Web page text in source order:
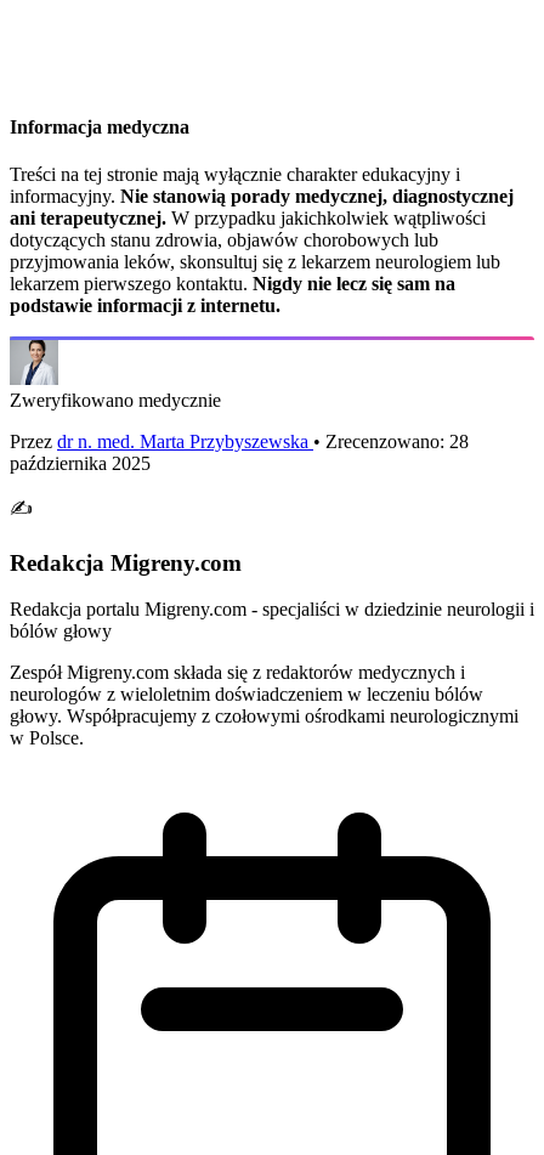
Informacja medyczna
Treści na tej stronie mają wyłącznie charakter edukacyjny i
informacyjny. Nie stanowią porady medycznej, diagnostycznej
ani terapeutycznej. W przypadku jakichkolwiek wątpliwości
dotyczących stanu zdrowia, objawów chorobowych lub
przyjmowania leków, skonsultuj się z lekarzem neurologiem lub
lekarzem pierwszego kontaktu. Nigdy nie lecz się sam na
podstawie informacji z internetu.
Zweryfikowano medycznie
Przez dr n. med. Marta Przybyszewska • Zrecenzowano: 28
października 2025
✍️
Redakcja Migreny.com
Redakcja portalu Migreny.com - specjaliści w dziedzinie neurologii i
bólów głowy
Zespół Migreny.com składa się z redaktorów medycznych i
neurologów z wieloletnim doświadczeniem w leczeniu bólów
głowy. Współpracujemy z czołowymi ośrodkami neurologicznymi
w Polsce.